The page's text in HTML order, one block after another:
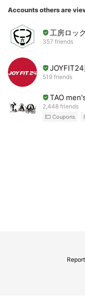
ォトグラファーを目
2. 勤務地・待遇
勤務地: FASCINOス
内、近郊のロケ地
勤務時間: 案件によ
その他待遇: 経験・能
あり）、正社員登用
まずは当スタジオ
Accounts others are
工房ロック
357 friends
JOYFIT24
519 friends
TAO
2,448 friends
Coupons
Report